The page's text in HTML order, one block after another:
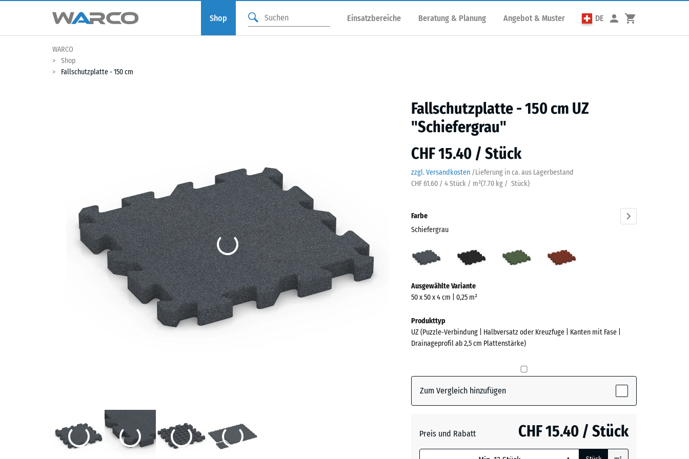
Shop Einsatzbereiche Beratung & Planung Angebot & Muster DE
WARCO
Shop
Fallschutzplatte - 150 cm
Fallschutzplatte - 150 cm UZ
"Schiefergrau"
CHF 15.40 / Stück
zzgl. Versandkosten /Lieferung in ca. aus Lagerbestand
CHF 61.60 / 4 Stück / m²(7.70 kg / Stück)
Farbe
Schiefergrau
Schiefergrau
(active)
Informationen
zu
Farben?
Farbpalette
(active)
+ CHF 0.50
Ausgewählte Variante
50 x 50 x 4 cm | 0,25 m²
Produkttyp
UZ (Puzzle-Verbindung | Halbversatz oder Kreuzfuge | Kanten mit Fase |
Drainageprofil ab 2,5 cm Plattenstärke)
Zum Vergleich hinzufügen
Preis und Rabatt CHF 15.40 / Stück